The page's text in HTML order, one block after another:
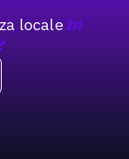
locale In